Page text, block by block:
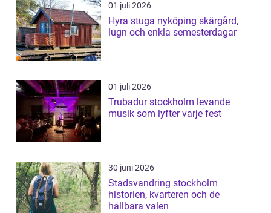
01 juli 2026
Hyra stuga nyköping skärgård,
lugn och enkla semesterdagar
01 juli 2026
Trubadur stockholm levande
musik som lyfter varje fest
30 juni 2026
Stadsvandring stockholm
historien, kvarteren och de
hållbara valen